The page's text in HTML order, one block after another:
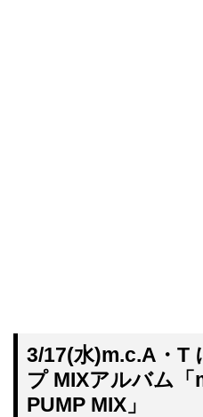
3/17(水)m.c.A・T
プ MIXアルバム
PUMP MIX」